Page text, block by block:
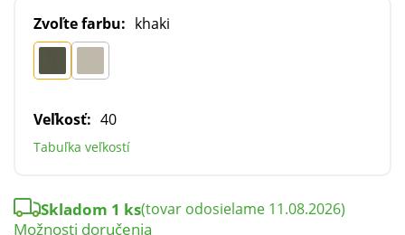
Zvoľte farbu: khaki
Veľkosť: 40
Tabuľka veľkostí
Skladom 1 ks(tovar odosielame 11.08.2026)
Možnosti doručenia